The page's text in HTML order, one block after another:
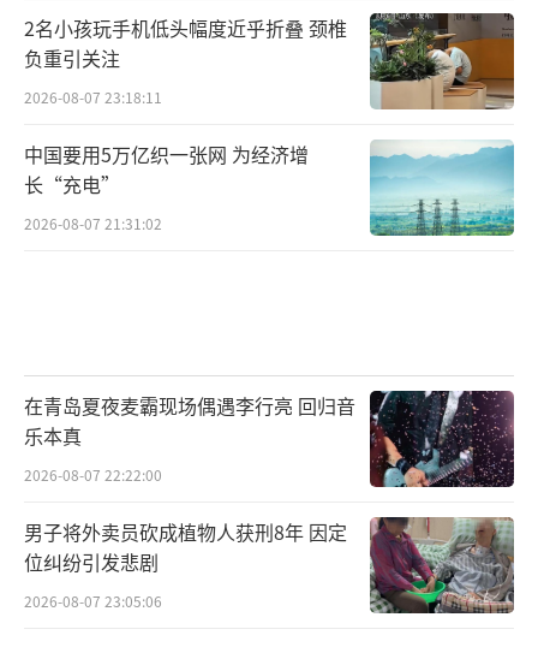
2名小孩玩手机低头幅度近乎折叠 颈椎
负重引关注
2026-08-07 23:18:11
中国要用5万亿织一张网 为经济增
长“充电”
2026-08-07 21:31:02
在青岛夏夜麦霸现场偶遇李行亮 回归音
乐本真
2026-08-07 22:22:00
男子将外卖员砍成植物人获刑8年 因定
位纠纷引发悲剧
2026-08-07 23:05:06